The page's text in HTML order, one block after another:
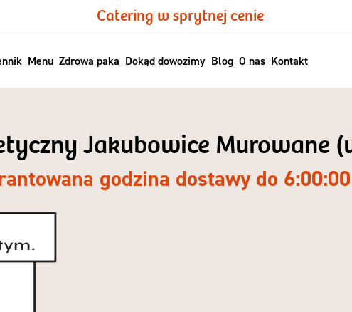
Catering w sprytnej cenie
Menu Zdrowa paka Dokąd dowozimy Blog O nas Kontakt
Jakubowice Murowane
godzina dostawy do 6:00:00